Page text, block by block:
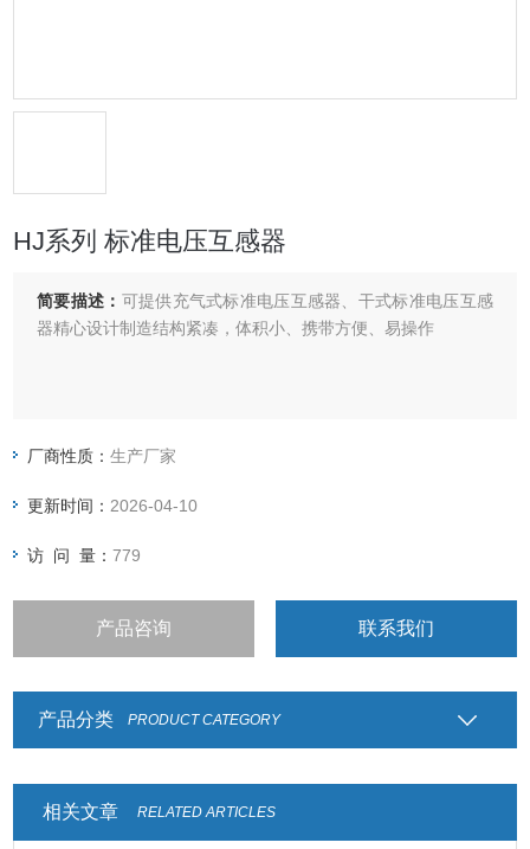
HJ系列 标准电压互感器
简要描述： 可提供充气式标准电压互感器、干式标准电压互感
器精心设计制造结构紧凑，体积小、携带方便、易操作
厂商性质：生产厂家
更新时间： 2026-04-10
访 问 量：779
产品咨询 联系我们
产品分类 PRODUCT CATEGORY
相关文章 RELATED ARTICLES